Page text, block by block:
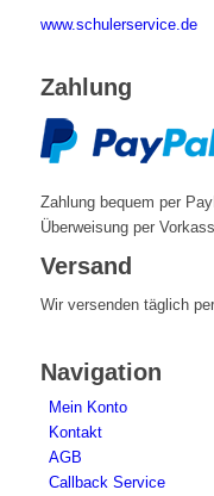
www.schulerservice.de
Zahlung
Zahlung bequem per
Überweisung per
Versand
Wir versenden täglich
Navigation
Mein Konto
Kontakt
AGB
Callback Service